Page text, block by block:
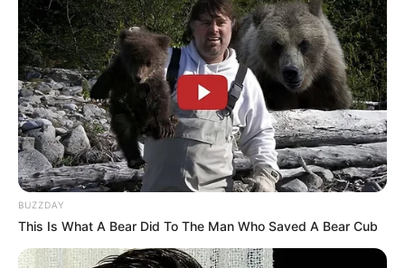
BUZZDAY
This Is What A Bear Did To The Man Who Saved A Bear Cub